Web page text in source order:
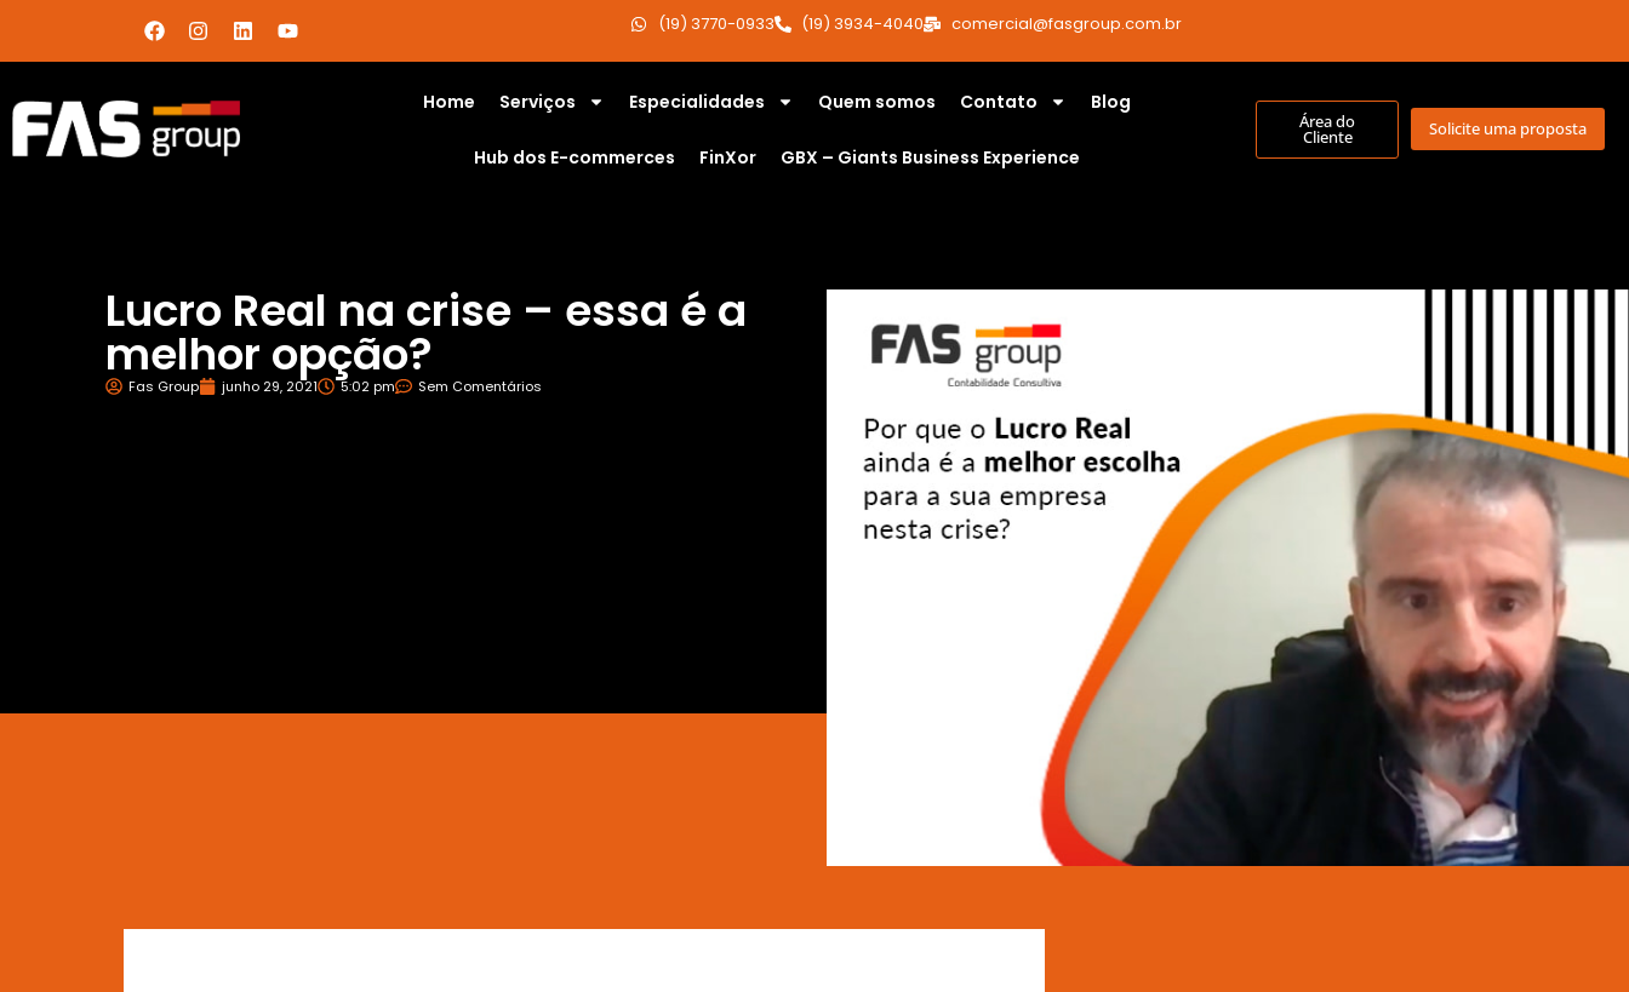
(19) 3770-0933 (19) 3934-4040 comercial@fasgroup.com.br
Home Serviços Especialidades Quem somos Contato Blog
Hub dos E-commerces FinXor GBX – Giants Business Experience
Área do
Cliente Solicite uma proposta
Lucro Real na crise – essa é a
melhor opção?
Fas Group junho 29, 2021 5:02 pm Sem Comentários